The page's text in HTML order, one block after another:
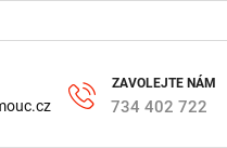
734 402 722